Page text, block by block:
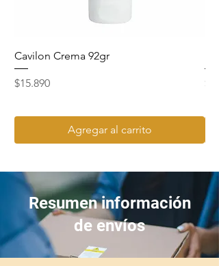
Cavilon Crema 92gr
Precio
$15.890
Agregar al carrito
Resumen información
de envíos